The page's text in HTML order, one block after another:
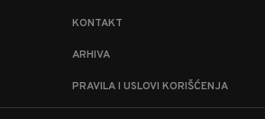
KONTAKT
ARHIVA
PRAVILA I USLOVI KORIŠĆENJA